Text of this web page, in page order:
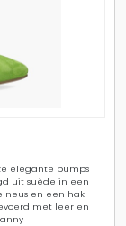
elegante pumps
uit suède in een
neus en een hak
met leer en